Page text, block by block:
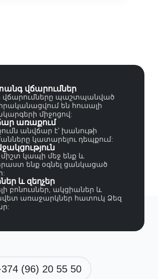
վճարումներ
վճարումները պաշտպանված
են հուսալի
միջոցով:
առաքում
անվճար է՝ խանութի
կատարելու դեպքում:
միշտ կապի մեջ ենք և
ենք օգնել ցանկացած
և զեղչեր
բոնուսներ, ակցիաներ և
առաջարկներ հատուկ Ձեզ
(96) 20 55 50